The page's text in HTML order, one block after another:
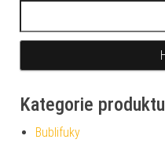
Kategorie produktu
Bublifuky